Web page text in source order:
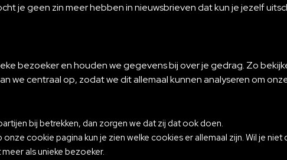
je geen zin meer hebben in nieuwsbrieven dat kun je jezelf
bezoeker en houden we gegevens bij over je gedrag. Zo
we centraal op, zodat we dit allemaal kunnen analyseren om
bij betrekken, dan zorgen we dat zij dat ook doen.
cookie pagina kun je zien welke cookies er allemaal zijn. Wil je
als unieke bezoeker.